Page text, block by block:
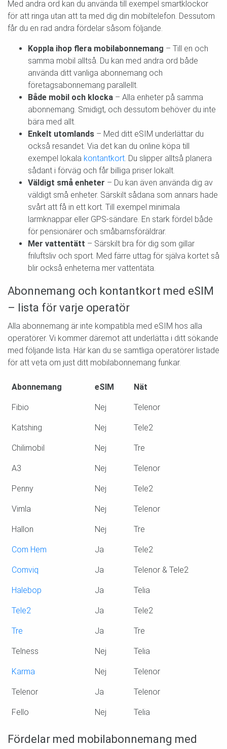
Med andra ord kan du använda till exempel smartklockor
för att ringa utan att ta med dig din mobiltelefon. Dessutom
får du en rad andra fördelar såsom följande.
Koppla ihop flera mobilabonnemang – Till en och
samma mobil alltså. Du kan med andra ord både
använda ditt vanliga abonnemang och
företagsabonnemang parallellt.
Både mobil och klocka – Alla enheter på samma
abonnemang. Smidigt, och dessutom behöver du inte
bära med allt.
Enkelt utomlands – Med ditt eSIM underlättar du
också resandet. Via det kan du online köpa till
exempel lokala kontantkort. Du slipper alltså planera
sådant i förväg och får billiga priser lokalt.
Väldigt små enheter – Du kan även använda dig av
väldigt små enheter. Särskilt sådana som annars hade
svårt att få in ett kort. Till exempel minimala
larmknappar eller GPS-sändare. En stark fördel både
för pensionärer och småbarnsföräldrar.
Mer vattentätt – Särskilt bra för dig som gillar
friluftsliv och sport. Med färre uttag för själva kortet så
blir också enheterna mer vattentäta.
Abonnemang och kontantkort med eSIM
– lista för varje operatör
Alla abonnemang är inte kompatibla med eSIM hos alla
operatörer. Vi kommer däremot att underlätta i ditt sökande
med följande lista. Här kan du se samtliga operatörer listade
för att veta om just ditt mobilabonnemang funkar.
Abonnemang eSIM Nät
Fibio Nej Telenor
Katshing Nej Tele2
Chilimobil Nej Tre
A3 Nej Telenor
Penny Nej Tele2
Vimla Nej Telenor
Hallon Nej Tre
Com Hem Ja Tele2
Comviq Ja Telenor & Tele2
Halebop Ja Telia
Tele2 Ja Tele2
Tre Ja Tre
Telness Nej Telia
Karma Nej Telenor
Telenor Ja Telenor
Fello Nej Telia
Fördelar med mobilabonnemang med